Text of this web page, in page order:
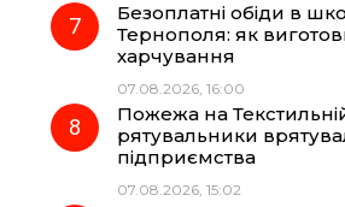
Безоплатні обіди в
Тернополя: як
харчування
07.08.2026, 16:00
Пожежа на
рятувальники
підприємства
07.08.2026, 15:02